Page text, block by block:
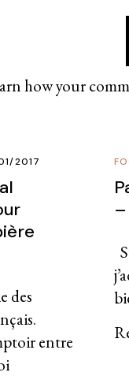
how your
2017
des
entre